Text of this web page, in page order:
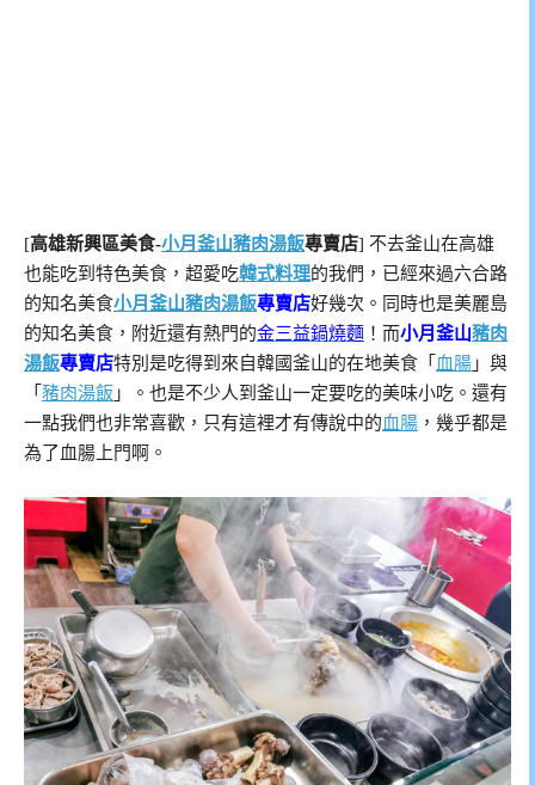
[高雄新興區美食-小月釜山豬肉湯飯專賣店] 不去釜山在高雄
也能吃到特色美食，超愛吃韓式料理的我們，已經來過六合路
的知名美食小月釜山豬肉湯飯專賣店好幾次。同時也是美麗島
的知名美食，附近還有熱門的金三益鍋燒麵 ！而小月釜山豬肉
湯飯專賣店特別是吃得到來自韓國釜山的在地美食「 血腸 」與
「 豬肉湯飯 」。也是不少人到釜山一定要吃的美味小吃。還有
一點我們也非常喜歡，只有這裡才有傳說中的血腸 ，幾乎都是
為了血腸上門啊。